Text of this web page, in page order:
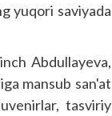
yuqori saviyada
Abdullayeva,
mansub san'at
tasviriy